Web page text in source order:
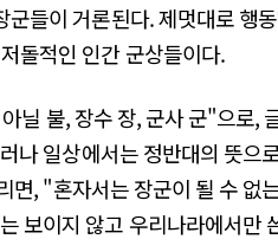
들이 거론된다. 제멋대로 행
돌적인 인간 군상들이다.
닐 불, 장수 장, 군사 군"으로,
나 일상에서는 정반대의 뜻으
면, "혼자서는 장군이 될 수 없
보이지 않고 우리나라에서만